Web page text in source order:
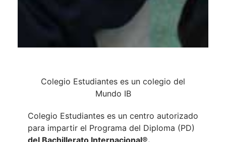
Colegio Estudiantes es un colegio del
Mundo IB
Colegio Estudiantes es un centro autorizado
para impartir el Programa del Diploma (PD)
del Bachillerato Internacional®.